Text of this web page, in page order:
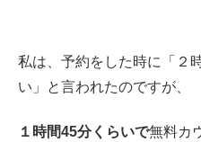
私は、予約をした時に「２
い」と言われたのですが、
１時間45分くらいで無料カ